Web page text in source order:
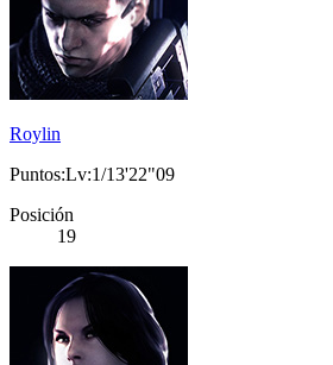
Roylin
Puntos:Lv:1/13'22"09
Posición
19